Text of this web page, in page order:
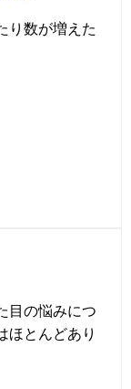
り数が増えた
目の悩みにつ
ほとんどあり